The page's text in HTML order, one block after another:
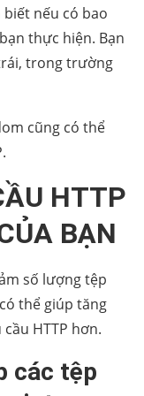
nếu có bao
thực hiện. Bạn
trong trường
cũng có thể
HTTP
BẠN
số lượng tệp
thể giúp tăng
HTTP hơn.
các tệp